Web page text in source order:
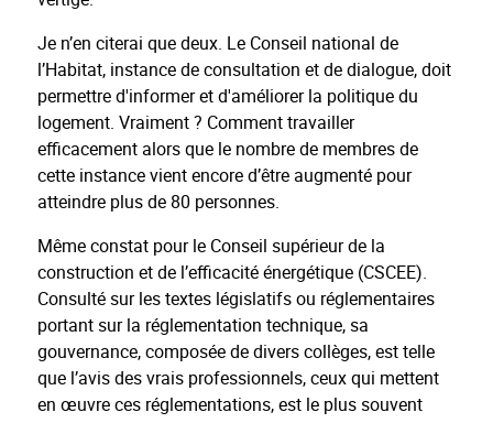
Je n’en citerai que deux. Le Conseil national de
l’Habitat, instance de consultation et de dialogue, doit
permettre d'informer et d'améliorer la politique du
logement. Vraiment ? Comment travailler
efficacement alors que le nombre de membres de
cette instance vient encore d’être augmenté pour
atteindre plus de 80 personnes.
Même constat pour le Conseil supérieur de la
construction et de l’efficacité énergétique (CSCEE).
Consulté sur les textes législatifs ou réglementaires
portant sur la réglementation technique, sa
gouvernance, composée de divers collèges, est telle
que l’avis des vrais professionnels, ceux qui mettent
en œuvre ces réglementations, est le plus souvent